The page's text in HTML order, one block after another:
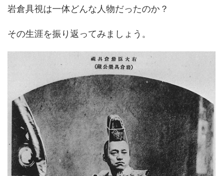
岩倉具視は一体どんな人物だったのか？
その生涯を振り返ってみましょう。